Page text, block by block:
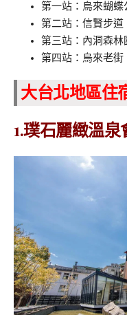
第一站：烏來蝴蝶
第二站：信賢步道
第三站：內洞森林
第四站：烏來老街
大台北地區住
1.璞石麗緻溫泉